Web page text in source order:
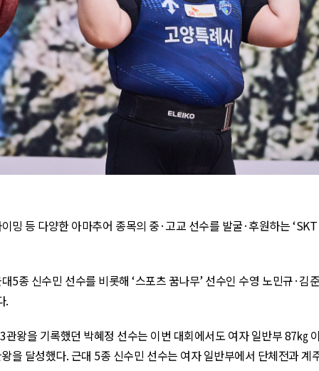
밍 등 다양한 아마추어 종목의 중·고교 선수를 발굴·후원하는 ‘SKT
5종 신수민 선수를 비롯해 ‘스포츠 꿈나무’ 선수인 수영 노민규·김
.
관왕을 기록했던 박혜정 선수는 이번 대회에서도 여자 일반부87㎏
을 달성했다.근대 5종 신수민 선수는 여자 일반부에서 단체전과 계